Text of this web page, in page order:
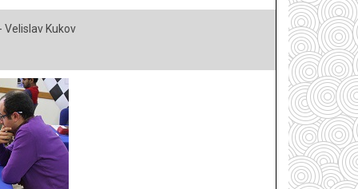
Velislav Kukov